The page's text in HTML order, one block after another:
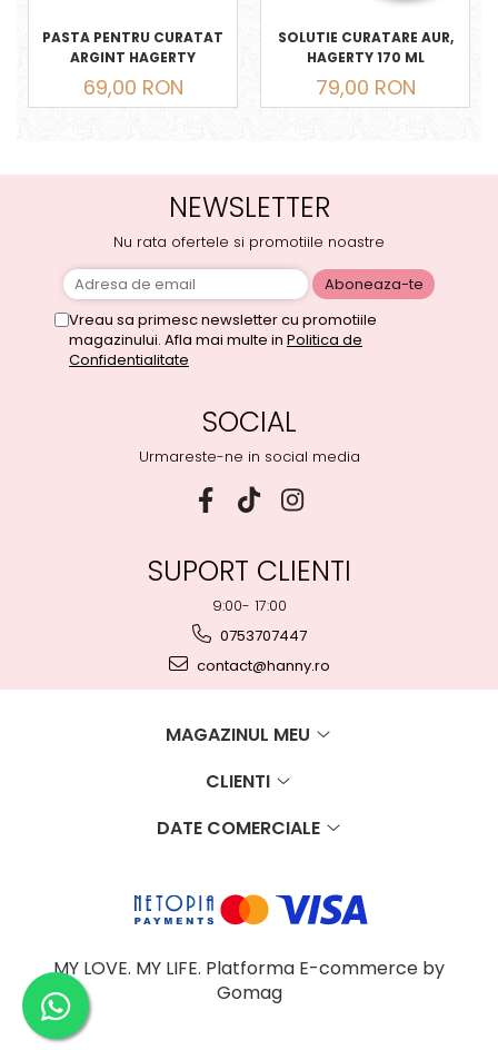
PASTA PENTRU CURATAT
ARGINT HAGERTY
69,00 RON
SOLUTIE CURATARE AUR,
HAGERTY 170 ML
79,00 RON
NEWSLETTER
Nu rata ofertele si promotiile noastre
Vreau sa primesc newsletter cu promotiile
magazinului. Afla mai multe in Politica de
Confidentialitate
SOCIAL
Urmareste-ne in social media
SUPORT CLIENTI
9:00- 17:00
0753707447
contact@hanny.ro
MAGAZINUL MEU
CLIENTI
DATE COMERCIALE
MY LOVE. MY LIFE. Platforma E-commerce by
Gomag